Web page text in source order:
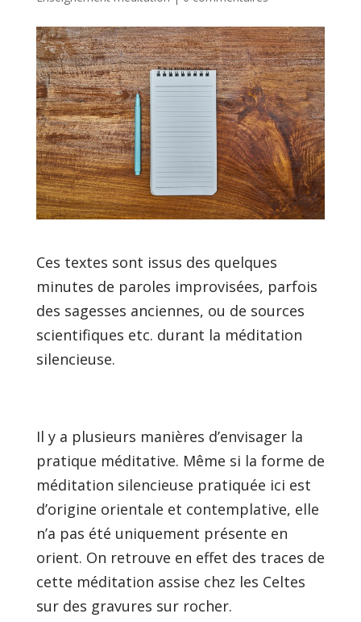
Ces textes sont issus des quelques
minutes de paroles improvisées, parfois
des sagesses anciennes, ou de sources
scientifiques etc. durant la méditation
silencieuse.
Il y a plusieurs manières d’envisager la
pratique méditative. Même si la forme de
méditation silencieuse pratiquée ici est
d’origine orientale et contemplative, elle
n’a pas été uniquement présente en
orient. On retrouve en effet des traces de
cette méditation assise chez les Celtes
sur des gravures sur rocher.